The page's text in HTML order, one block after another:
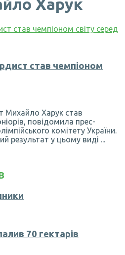
Харук
став чемпіоном
Михайло Харук став
повідомила прес-
комітету України.
результат у цьому виді ...
70 гектарів